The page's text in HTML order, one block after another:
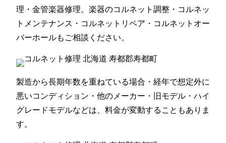
理・金管楽器修理。楽器のコルネット調整・コルネッ
トメンテナンス・コルネットリペア・コルネットオー
バーホールもご相談ください。
製造から長期年数を重ねている場合・経年で想定外に
悪いコンディション・他のメーカー・旧モデル・ハイ
グレードモデルなどは、料金が変動することもありま
す。